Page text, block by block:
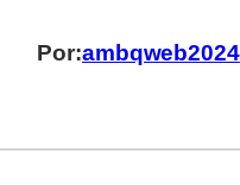
Por:ambqweb2024